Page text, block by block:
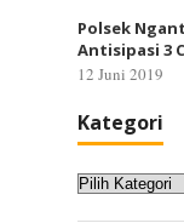
Polsek
Antisipasi 3
12 Juni 2019
Kategori
Kategori